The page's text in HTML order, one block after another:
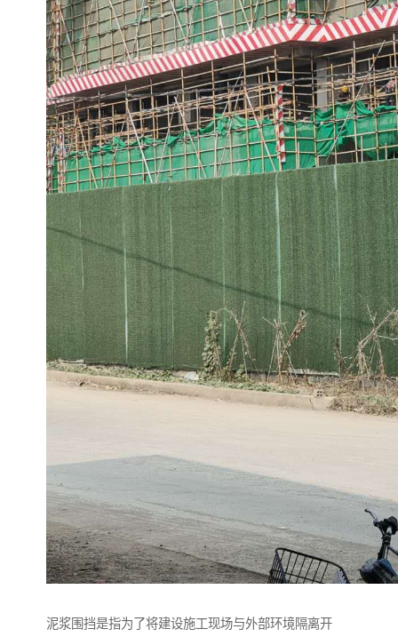
泥浆围挡是指为了将建设施工现场与外部环境隔离开